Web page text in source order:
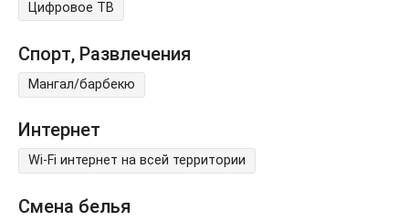
Цифровое ТВ
Спорт, Развлечения
Мангал/барбекю
Интернет
Wi-Fi интернет на всей территории
Смена белья